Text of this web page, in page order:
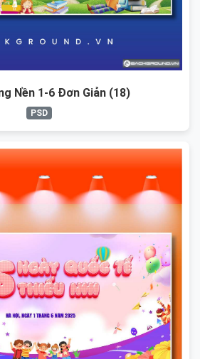
Nền 1-6 Đơn Giản (18)
PSD